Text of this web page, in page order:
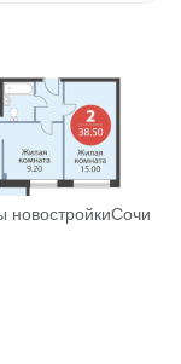
новостройкиСочи